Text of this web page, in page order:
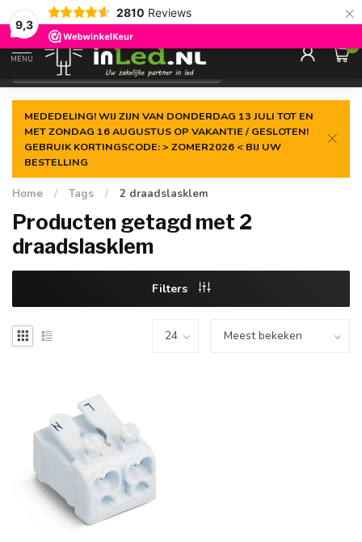
9,3
2810 Reviews ×
Gegarandeerde delaagste prijs
MENU
0
MEDEDELING! WIJ ZIJN VAN DONDERDAG 13 JULI TOT EN
MET ZONDAG 16 AUGUSTUS OP VAKANTIE / GESLOTEN!
GEBRUIK KORTINGSCODE: > ZOMER2026 < BIJ UW
BESTELLING
Home / Tags / 2 draadslasklem
Producten getagd met 2
draadslasklem
Filters